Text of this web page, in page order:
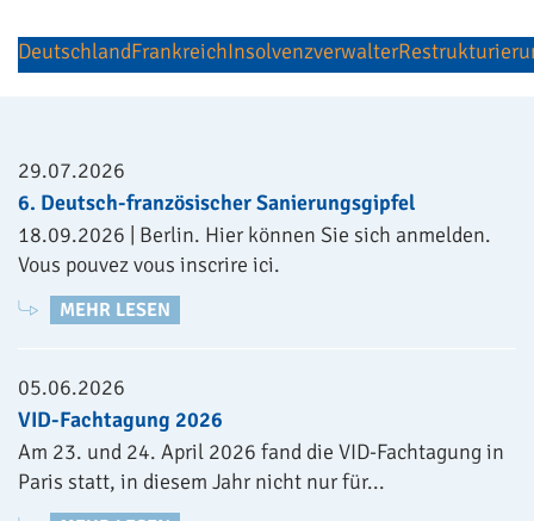
DeutschlandFrankreichInsolvenzverwalter
29.07.2026
6. Deutsch-französischer Sanierungsgipfel
18.09.2026 | Berlin. Hier können Sie sich anmelden.
Vous pouvez vous inscrire ici.
MEHR LESEN
05.06.2026
VID-Fachtagung 2026
Am 23. und 24. April 2026 fand die VID-Fachtagung in
Paris statt, in diesem Jahr nicht nur für...